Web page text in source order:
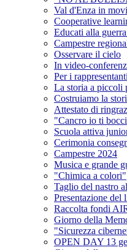
Val d'Enza in
Cooperative
Educati alla
Campestre
Osservare il cielo
In video-
Per i
La storia a piccoli
Costruiamo la
Attestato di
"Cancro io ti
Scuola attiva
Cerimonia
Campestre 2024
Musica e grande
"Chimica a colori"
Taglio del nastro
Presentazione del
Raccolta fondi
Giorno della
"Sicurezza
OPEN DAY 13